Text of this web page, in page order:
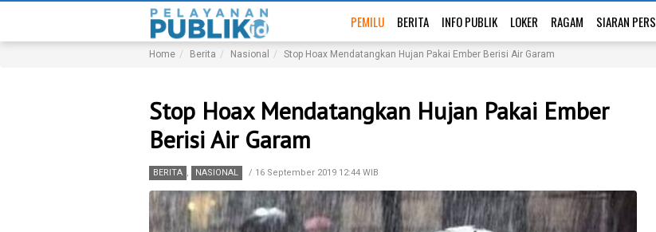
PEMILU BERITA INFO PUBLIK LOKER RAGAM SIARAN PERS
Home Berita Nasional Stop Hoax Mendatangkan Hujan Pakai Ember Berisi Air Garam
Stop Hoax Mendatangkan Hujan Pakai Ember
Berisi Air Garam
BERITA , NASIONAL / 16 September 2019 12:44 WIB